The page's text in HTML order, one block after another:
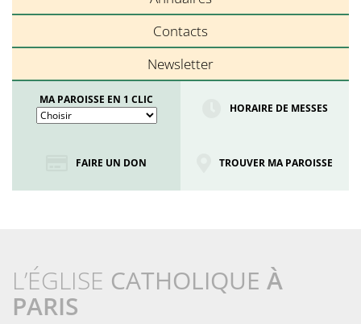
Contacts
Newsletter
MA PAROISSE EN 1 CLIC
HORAIRE DE MESSES
FAIRE UN DON TROUVER MA PAROISSE
L’ÉGLISE CATHOLIQUE À
PARIS